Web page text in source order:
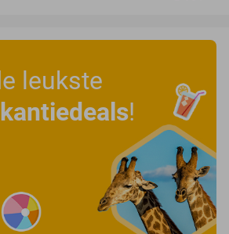
leukste
!